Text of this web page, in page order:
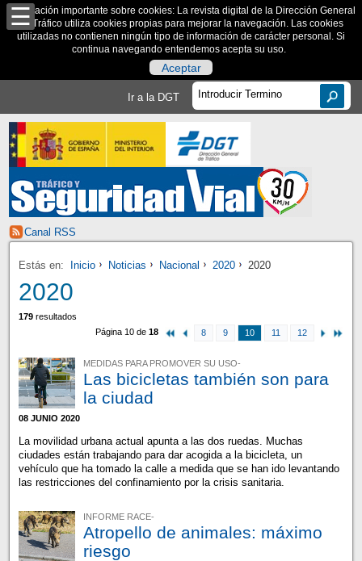
Información importante sobre cookies: La revista digital de la Dirección General
de Tráfico utiliza cookies propias para mejorar la navegación. Las cookies
utilizadas no contienen ningún tipo de información de carácter personal. Si
continua navegando entendemos acepta su uso.
Aceptar
Ir a la DGT
Canal RSS
Estás en: Inicio Noticias Nacional 2020 2020
2020
179resultados
Página 10 de18 8 9 10 11 12
MEDIDAS PARA PROMOVER SU USO-
Las bicicletas también son para
la ciudad
08 JUNIO 2020
La movilidad urbana actual apunta a las dos ruedas. Muchas
ciudades están trabajando para dar acogida a la bicicleta, un
vehículo que ha tomado la calle a medida que se han ido levantando
las restricciones del confinamiento por la crisis sanitaria.
INFORME RACE-
Atropello de animales: máximo
riesgo